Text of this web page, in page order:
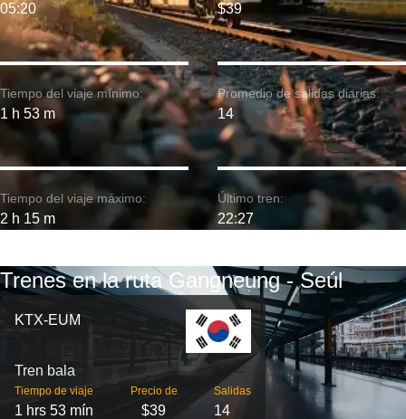
Tiempo del viaje mínimo:
1 h 53 m
05:20
Tiempo del viaje máximo:
2 h 15 m
$39
Promedio de salidas diarias:
14
Último tren:
22:27
Trenes en la ruta Gangneung - Seúl
KTX-EUM
Tren bala
Tiempo de viaje
1 hrs 53 mín
Precio de
$39
Salidas
14